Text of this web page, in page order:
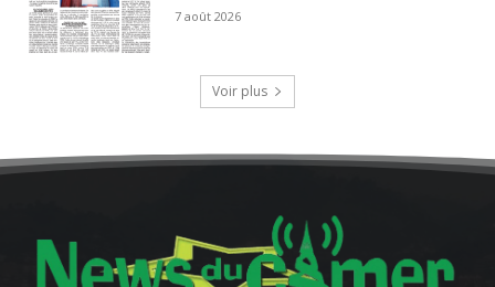
7 août 2026
Voir plus